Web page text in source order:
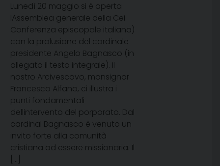
Lunedì 20 maggio si è aperta
lAssemblea generale della Cei
Conferenza episcopale italiana)
con la prolusione del cardinale
presidente Angelo Bagnasco (in
allegato il testo integrale). Il
nostro Arcivescovo, monsignor
Francesco Alfano, ci illustra i
punti fondamentali
dellintervento del porporato. Dal
cardinal Bagnasco è venuto un
invito forte alla comunità
cristiana ad essere missionaria. Il
[…]